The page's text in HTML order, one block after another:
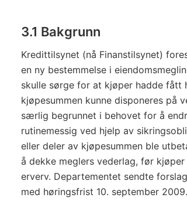
3.1 Bakgrunn
Kredittilsynet (nå Finanstilsynet)
en ny bestemmelse i
skulle sørge for at kjøper hadde fått
kjøpesummen kunne disponeres på
særlig begrunnet i behovet for å
rutinemessig ved hjelp av
eller deler av kjøpesummen ble
å dekke meglers vederlag, før
erverv. Departementet sendte
med høringsfrist 10. september 2009.